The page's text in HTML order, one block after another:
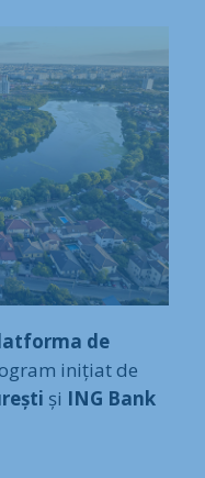
de
inițiat de
și ING Bank